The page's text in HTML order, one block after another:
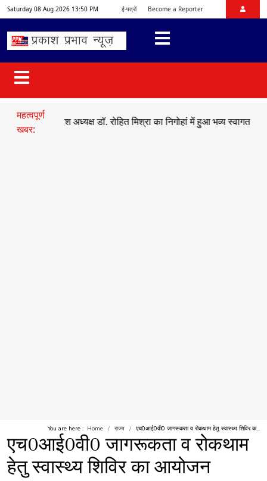
Saturday 08 Aug 2026 13:50 PM ई-पत्रों Become a Reporter
महत्वपूर्ण
खबर:
प्रदेश अध्यक्ष डॉ. रोहित मिश्रा का निगोहां में हुआ भव्य स्वागत ●सड़क
You are here : Home राज्य एच0आई0वी0 जागरूकता व रोकथाम हेतु स्वास्थ्य शिविर क...
एच0आई0वी0 जागरूकता व रोकथाम
हेतु स्वास्थ्य शिविर का आयोजन